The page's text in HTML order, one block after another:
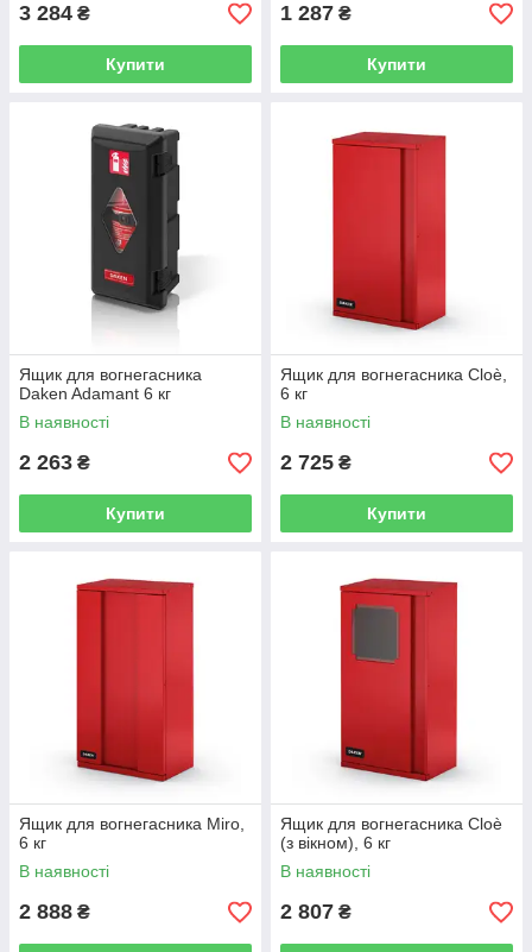
3 284 ₴
Купити
1 287 ₴
Купити
Ящик для вогнегасника
Daken Adamant 6 кг
В наявності
2 263 ₴
Купити
Ящик для вогнегасника Cloè,
6 кг
В наявності
2 725 ₴
Купити
Ящик для вогнегасника Miro,
6 кг
В наявності
2 888 ₴
Ящик для вогнегасника Cloè
(з вікном), 6 кг
В наявності
2 807 ₴